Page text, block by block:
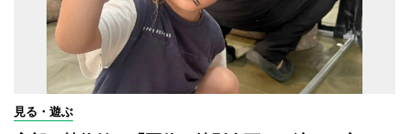
見る・遊ぶ